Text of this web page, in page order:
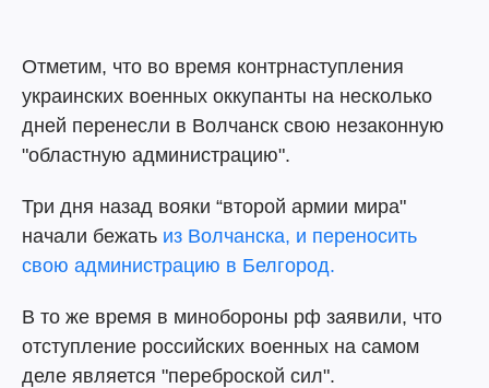
Отметим, что во время контрнаступления
украинских военных оккупанты на несколько
дней перенесли в Волчанск свою незаконную
"областную администрацию".
Три дня назад вояки “второй армии мира"
начали бежать из Волчанска, и переносить
свою администрацию в Белгород.
В то же время в минобороны рф заявили, что
отступление российских военных на самом
деле является "переброской сил".